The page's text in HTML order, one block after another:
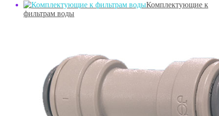
Комплектующие к
фильтрам воды